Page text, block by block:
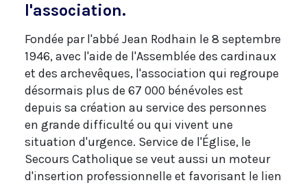
l'association.
Fondée par l'abbé Jean Rodhain le 8 septembre
1946, avec l'aide de l'Assemblée des cardinaux
et des archevêques, l'association qui regroupe
désormais plus de 67 000 bénévoles est
depuis sa création au service des personnes
en grande difficulté ou qui vivent une
situation d'urgence. Service de l'Église, le
Secours Catholique se veut aussi un moteur
d'insertion professionnelle et favorisant le lien